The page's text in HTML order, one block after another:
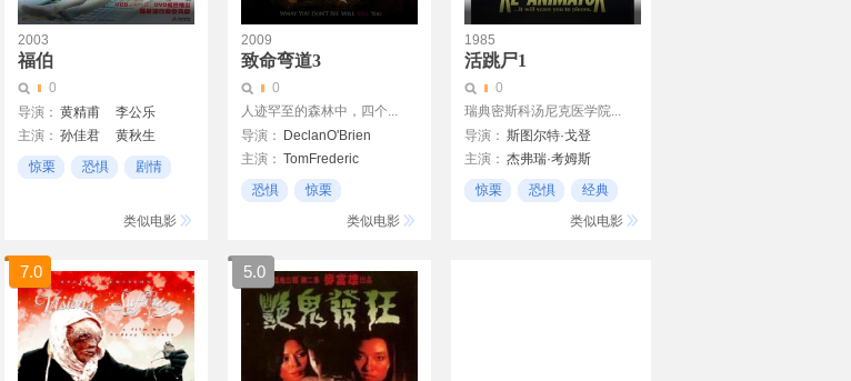
2003
福伯
0
导演： 黄精甫
李公乐
主演： 孙佳君
黄秋生
曾志伟
惊栗 恐惧 剧情
类似电影
2009
致命弯道3
0
人迹罕至的森林中，四个...
导演：
DeclanO'Brien
主演： TomFrederic
詹尼特·蒙特戈里
恐惧
惊栗
类似电影
1985
活跳尸1
0
瑞典密斯科汤尼克医学院...
导演： 斯图尔特·戈登
主演： 杰弗瑞·考姆斯
Bruce Abbott
惊栗 恐惧
经典
类似电影
7.0 5.0